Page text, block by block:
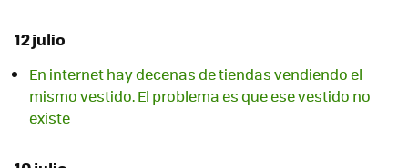
12 julio
En internet hay decenas de tiendas vendiendo el
mismo vestido. El problema es que ese vestido no
existe